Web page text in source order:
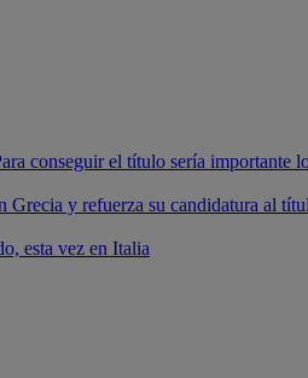
conseguir el título sería importante
Grecia y refuerza su candidatura al
esta vez en Italia